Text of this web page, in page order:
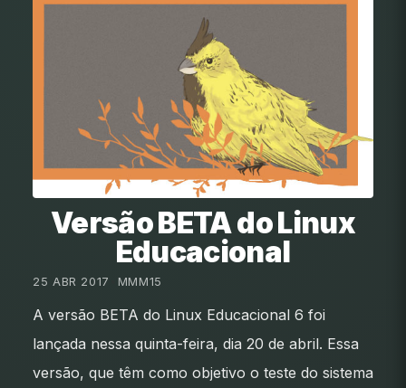
Versão BETA do Linux
Educacional
25 ABR 2017 MMM15
A versão BETA do Linux Educacional 6 foi
lançada nessa quinta-feira, dia 20 de abril. Essa
versão, que têm como objetivo o teste do sistema